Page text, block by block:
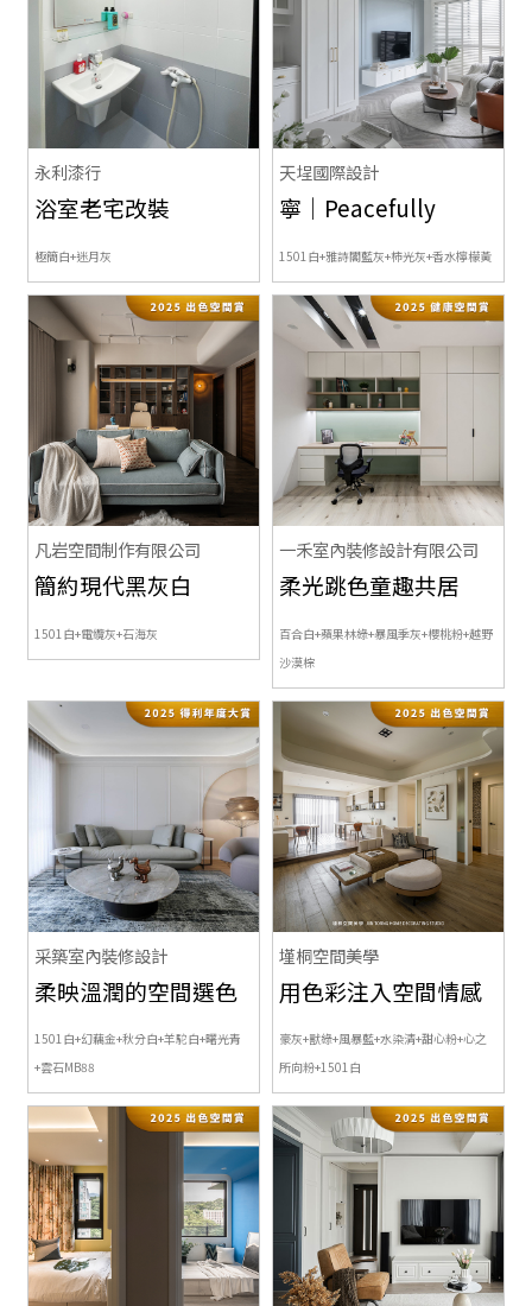
永利漆行
浴室老宅改裝
極簡白+迷月灰
天埕國際設計
寧｜Peacefully
1501白+雅詩閣藍灰+柿光灰+香水檸檬黃
凡岩空間制作有限公司
簡約現代黑灰白
1501白+電纜灰+石海灰
一禾室內裝修設計有限公司
柔光跳色童趣共居
百合白+蘋果林綠+暴風季灰+櫻桃粉+越野
沙漠棕
采築室內裝修設計
柔映溫潤的空間選色
1501白+幻藕金+秋分白+羊駝白+曙光青
+雲石MB88
墐桐空間美學
用色彩注入空間情感
豪灰+獸綠+風暴藍+水染清+甜心粉+心之
所向粉+1501白